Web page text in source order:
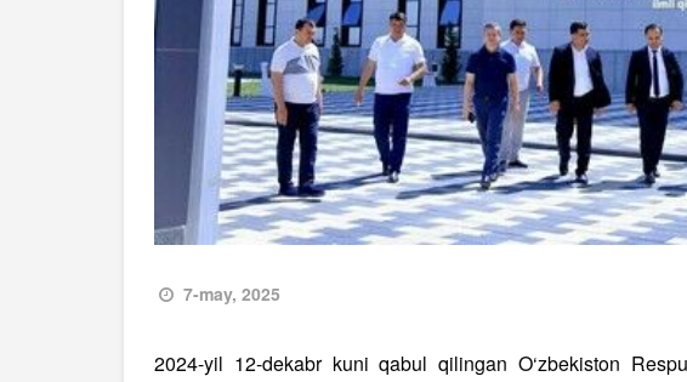
7-may, 2025
2024-yil 12-dekabr kuni qabul qilingan O‘zbekiston